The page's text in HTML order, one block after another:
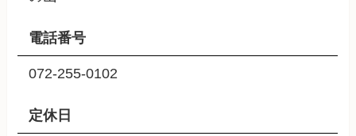
電話番号
072-255-0102
定休日